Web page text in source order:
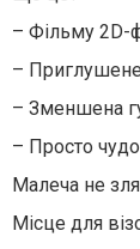
– Фільму 2D-
– Приглушене
– Зменшена
– Просто
Малеча не
Місце для